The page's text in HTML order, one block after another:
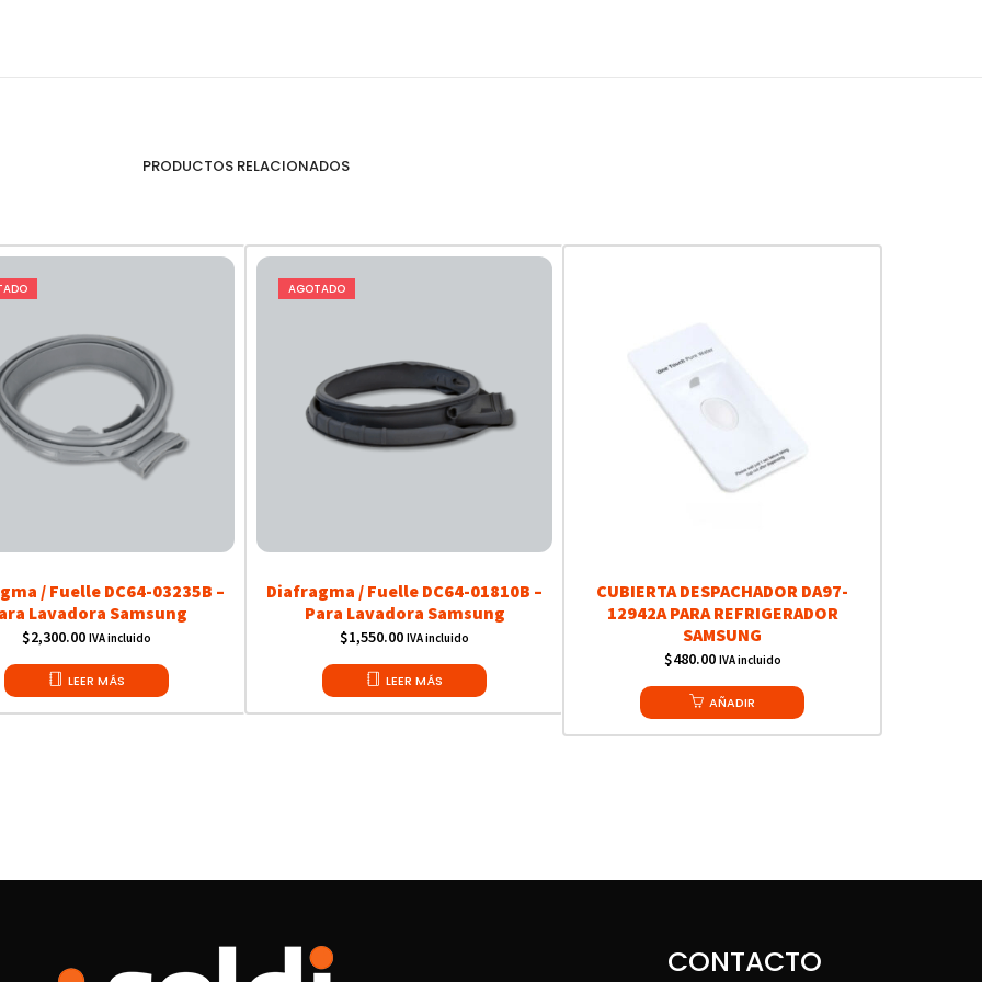
PRODUCTOS RELACIONADOS
/ Fuelle DC64-03235B –
Lavadora Samsung
$2,300.00 IVA incluido
LEER MÁS
AGOTADO
Diafragma / Fuelle DC64-01810B –
Para Lavadora Samsung
$1,550.00 IVA incluido
LEER MÁS
CUBIERTA DESPACHADOR DA97-
12942A PARA REFRIGERADOR
SAMSUNG
$480.00 IVA incluido
AÑADIR
CONTACTO